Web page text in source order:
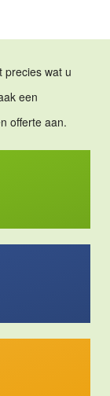
precies wat u
een
offerte aan.